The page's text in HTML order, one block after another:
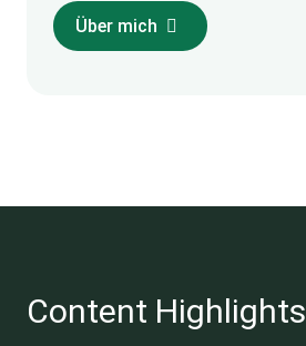
Über mich
Content Highlights